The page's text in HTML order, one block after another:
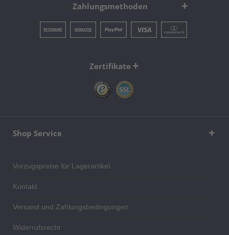
Zahlungsmethoden
Zertifikate
Shop Service
Vorzugspreise für Lagerartikel
Kontakt
Versand und Zahlungsbedingungen
Widerrufsrecht